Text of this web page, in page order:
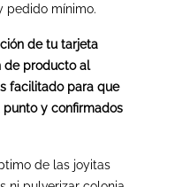
pedido mínimo.
de tu tarjeta
de producto al
facilitado para que
y confirmados
de las joyitas